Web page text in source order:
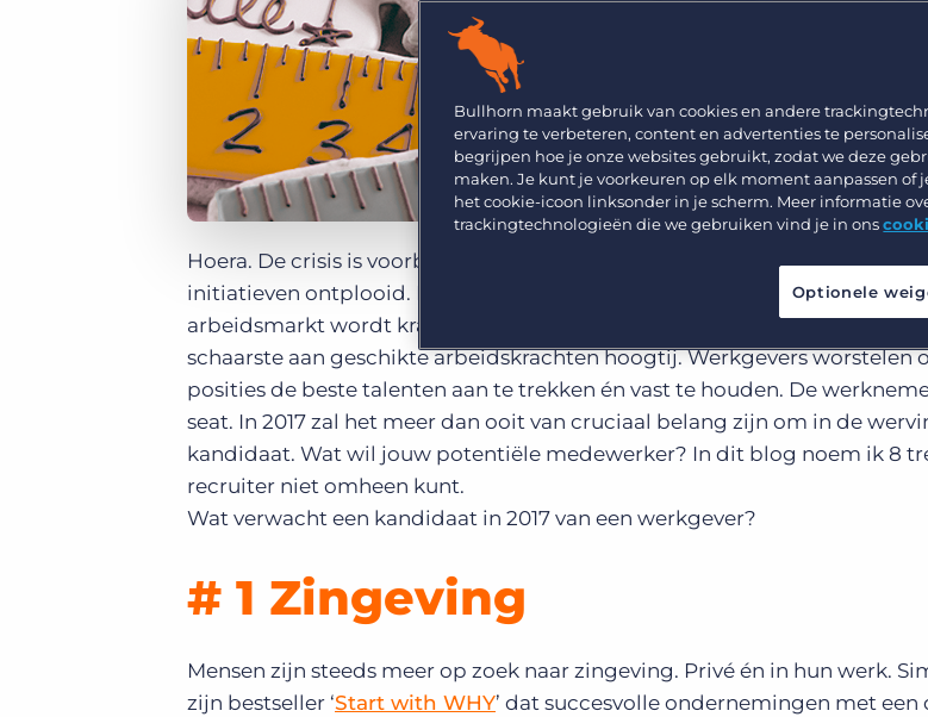
Bullhorn Recruitment Cloud
Werving & Selectie
Executive Search
Ontdek wat recruiters vinden van de nieuwste
trends op het gebied van werving en selectie.
Developer & API Documentatie
Kies uit een breed aanbod aan oplossingen om je
bedrijfsresultaat te maximaliseren.
Ontdek hoe we de groei in het hele recruitment
technologie ecosysteem versnellen.
Hoera. De crisis is voorbij. Bedrijven investeren weer volop, grenzen
initiatieven ontplooid. De vraag naar arbeid stijgt terwijl het aanbod
arbeidsmarkt wordt krapper en dat merk je aan alles. Op belangrijke
schaarste aan geschikte arbeidskrachten hoogtij. Werkgevers worstelen
posities de beste talenten aan te trekken én vast te houden. De
seat. In 2017 zal het meer dan ooit van cruciaal belang zijn om in de
kandidaat. Wat wil jouw potentiële medewerker? In dit blog noem ik 8
recruiter niet omheen kunt.
Wat verwacht een kandidaat in 2017 van een werkgever?
# 1 Zingeving
Mensen zijn steeds meer op zoek naar zingeving. Privé én in hun werk.
zijn bestseller ‘Start with WHY’ dat succesvolle ondernemingen met
Bullhorn maakt gebruik van cookies en andere
ervaring te verbeteren, content en advertenties te
begrijpen hoe je onze websites gebruikt, zodat we deze
maken. Je kunt je voorkeuren op elk moment aanpassen
het cookie-icoon linksonder in je scherm. Meer informatie
trackingtechnologieën die we gebruiken vind je in ons
Optionele